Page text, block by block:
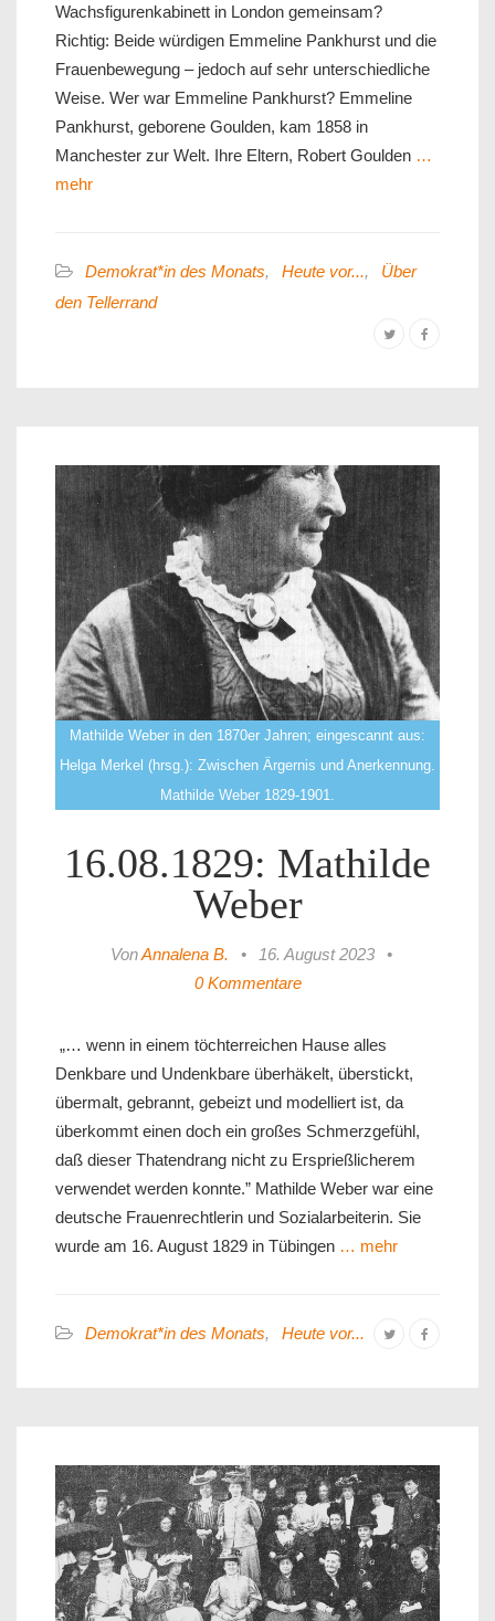
Wachsfigurenkabinett in London gemeinsam?
Richtig: Beide würdigen Emmeline Pankhurst und die
Frauenbewegung – jedoch auf sehr unterschiedliche
Weise. Wer war Emmeline Pankhurst? Emmeline
Pankhurst, geborene Goulden, kam 1858 in
Manchester zur Welt. Ihre Eltern, Robert Goulden …
mehr
Demokrat*in des Monats, Heute vor...,
Über
den Tellerrand
Mathilde Weber in den 1870er Jahren; eingescannt aus:
Helga Merkel (hrsg.): Zwischen Ärgernis und Anerkennung.
Mathilde Weber 1829-1901.
16.08.1829: Mathilde
Weber
VonAnnalena B. • 16. August 2023
•
0 Kommentare
„… wenn in einem töchterreichen Hause alles
Denkbare und Undenkbare überhäkelt, überstickt,
übermalt, gebrannt, gebeizt und modelliert ist, da
überkommt einen doch ein großes Schmerzgefühl,
daß dieser Thatendrang nicht zu Ersprießlicherem
verwendet werden konnte.” Mathilde Weber war eine
deutsche Frauenrechtlerin und Sozialarbeiterin. Sie
wurde am 16. August 1829 in Tübingen … mehr
Demokrat*in des Monats, Heute vor...